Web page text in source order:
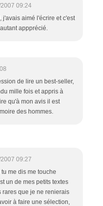
09:24
j'avais aimé l'écrire et c'est
appprécié.
de lire un best-seller,
mille fois et appris à
qu'à mon avis il est
des hommes.
09:27
me dis me touche
un de mes petits textes
rares que je ne renierais
à faire une sélection,